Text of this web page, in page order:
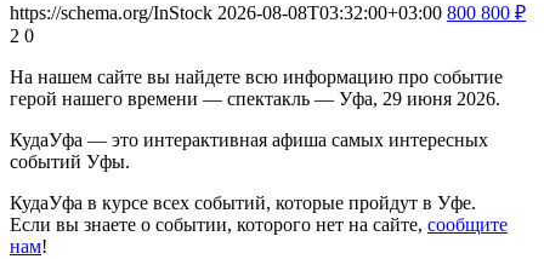
https://schema.org/InStock 2026-08-08T03:32:00+03:00 800 800 ₽
2 0
На нашем сайте вы найдете всю информацию про событие
герой нашего времени — спектакль — Уфа, 29 июня 2026.
КудаУфа — это интерактивная афиша самых интересных
событий Уфы.
КудаУфа в курсе всех событий, которые пройдут в Уфе.
Если вы знаете о событии, которого нет на сайте, сообщите
нам!